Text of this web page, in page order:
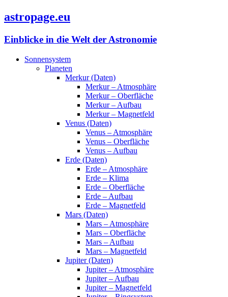
astropage.eu
Einblicke in die Welt der Astronomie
Sonnensystem
Planeten
Merkur (Daten)
Merkur – Atmosphäre
Merkur – Oberfläche
Merkur – Aufbau
Merkur – Magnetfeld
Venus (Daten)
Venus – Atmosphäre
Venus – Oberfläche
Venus – Aufbau
Erde (Daten)
Erde – Atmosphäre
Erde – Klima
Erde – Oberfläche
Erde – Aufbau
Erde – Magnetfeld
Mars (Daten)
Mars – Atmosphäre
Mars – Oberfläche
Mars – Aufbau
Mars – Magnetfeld
Jupiter (Daten)
Jupiter – Atmosphäre
Jupiter – Aufbau
Jupiter – Magnetfeld